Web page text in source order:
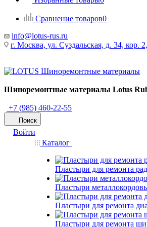
Сравнение товаров0
info@lotus-rus.ru
г. Москва, ул. Суздальская, д. 34, кор.
Шиноремонтные материалы Lotus
+7 (985) 460-22-55
Поиск
Войти
Каталог
Пластыри для ремонта
Пластыри
Пластыри для ремонта
Пластыри для ремонта